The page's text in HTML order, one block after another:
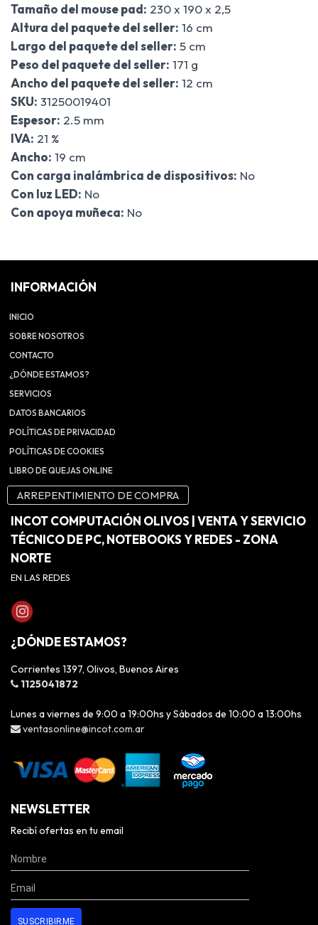
Tamaño del mouse pad: 230 x 190 x 2,5
Altura del paquete del seller: 16 cm
Largo del paquete del seller: 5 cm
Peso del paquete del seller: 171 g
Ancho del paquete del seller: 12 cm
SKU: 31250019401
Espesor: 2.5 mm
IVA: 21 %
Ancho: 19 cm
Con carga inalámbrica de dispositivos: No
Con luz LED: No
Con apoya muñeca: No
INFORMACIÓN
INICIO
SOBRE NOSOTROS
CONTACTO
¿DÓNDE ESTAMOS?
SERVICIOS
DATOS BANCARIOS
POLÍTICAS DE PRIVACIDAD
POLÍTICAS DE COOKIES
LIBRO DE QUEJAS ONLINE
ARREPENTIMIENTO DE COMPRA
INCOT COMPUTACIÓN OLIVOS | VENTA Y SERVICIO
TÉCNICO DE PC, NOTEBOOKS Y REDES - ZONA
NORTE
EN LAS REDES
¿DÓNDE ESTAMOS?
Corrientes 1397, Olivos, Buenos Aires
1125041872
Lunes a viernes de 9:00 a 19:00hs y Sábados de 10:00 a 13:00hs
ventasonline@incot.com.ar
NEWSLETTER
Recibí ofertas en tu email